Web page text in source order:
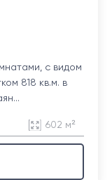
с видом
818 кв.м. в
602 м²